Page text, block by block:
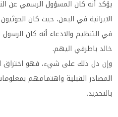
يؤكد أنه كان المسؤول الرسمي عن
الايرانية في اليمن، حيث كان
في التنظيم والادعاء أنه كان
خالد باطرفي اليهم.
وإن دل ذلك على شيء، فهو اختراق
المصادر القبلية واهتمامهم
بالتحديد.